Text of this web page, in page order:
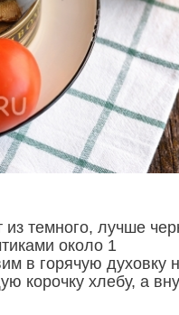
темного, лучше
около 1
в горячую духовку
корочку хлебу, а